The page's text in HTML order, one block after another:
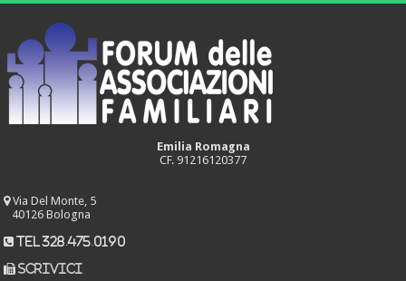
Emilia Romagna
CF. 91216120377
Via Del Monte, 5
40126 Bologna
tel 328.475.0190
scrivici